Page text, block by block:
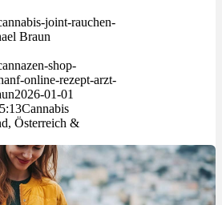
joint-rauchen-
Braun
shop-
online-rezept-arzt-
2026-01-01
Cannabis
Österreich &